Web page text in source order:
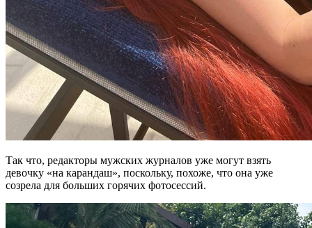
Так что, редакторы мужских журналов уже могут взять
девочку «на карандаш», поскольку, похоже, что она уже
созрела для больших горячих фотосессий.